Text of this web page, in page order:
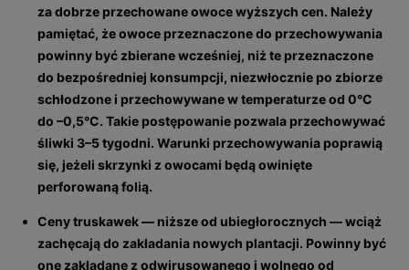
za dobrze przechowane owoce wyższych cen. Należy
pamiętać, że owoce przeznaczone do przechowywania
powinny być zbierane wcześniej, niż te przeznaczone
do bezpośredniej konsumpcji, niezwłocznie po zbiorze
schłodzone i przechowywane w temperaturze od 0°C
do –0,5°C. Takie postępowanie pozwala przechowywać
śliwki 3–5 tygodni. Warunki przechowywania poprawią
się, jeżeli skrzynki z owocami będą owinięte
perforowaną folią.
Ceny truskawek — niższe od ubiegłorocznych — wciąż
zachęcają do zakładania nowych plantacji. Powinny być
one zakładane z odwirusowanego i wolnego od